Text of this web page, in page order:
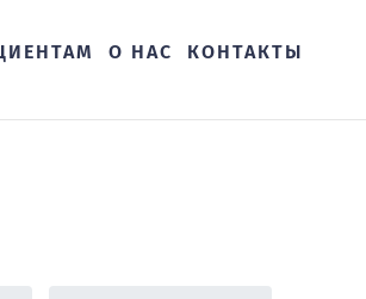
О НАС КОНТАКТЫ